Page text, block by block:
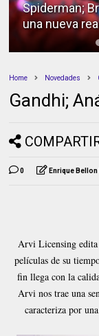
Spiderman;
una nueva
Home Novedades
Gandhi;
0 Enrique Bellon
Arvi Licensing edita
películas de su
fin llega con la
Arvi nos trae una
caracteriza por